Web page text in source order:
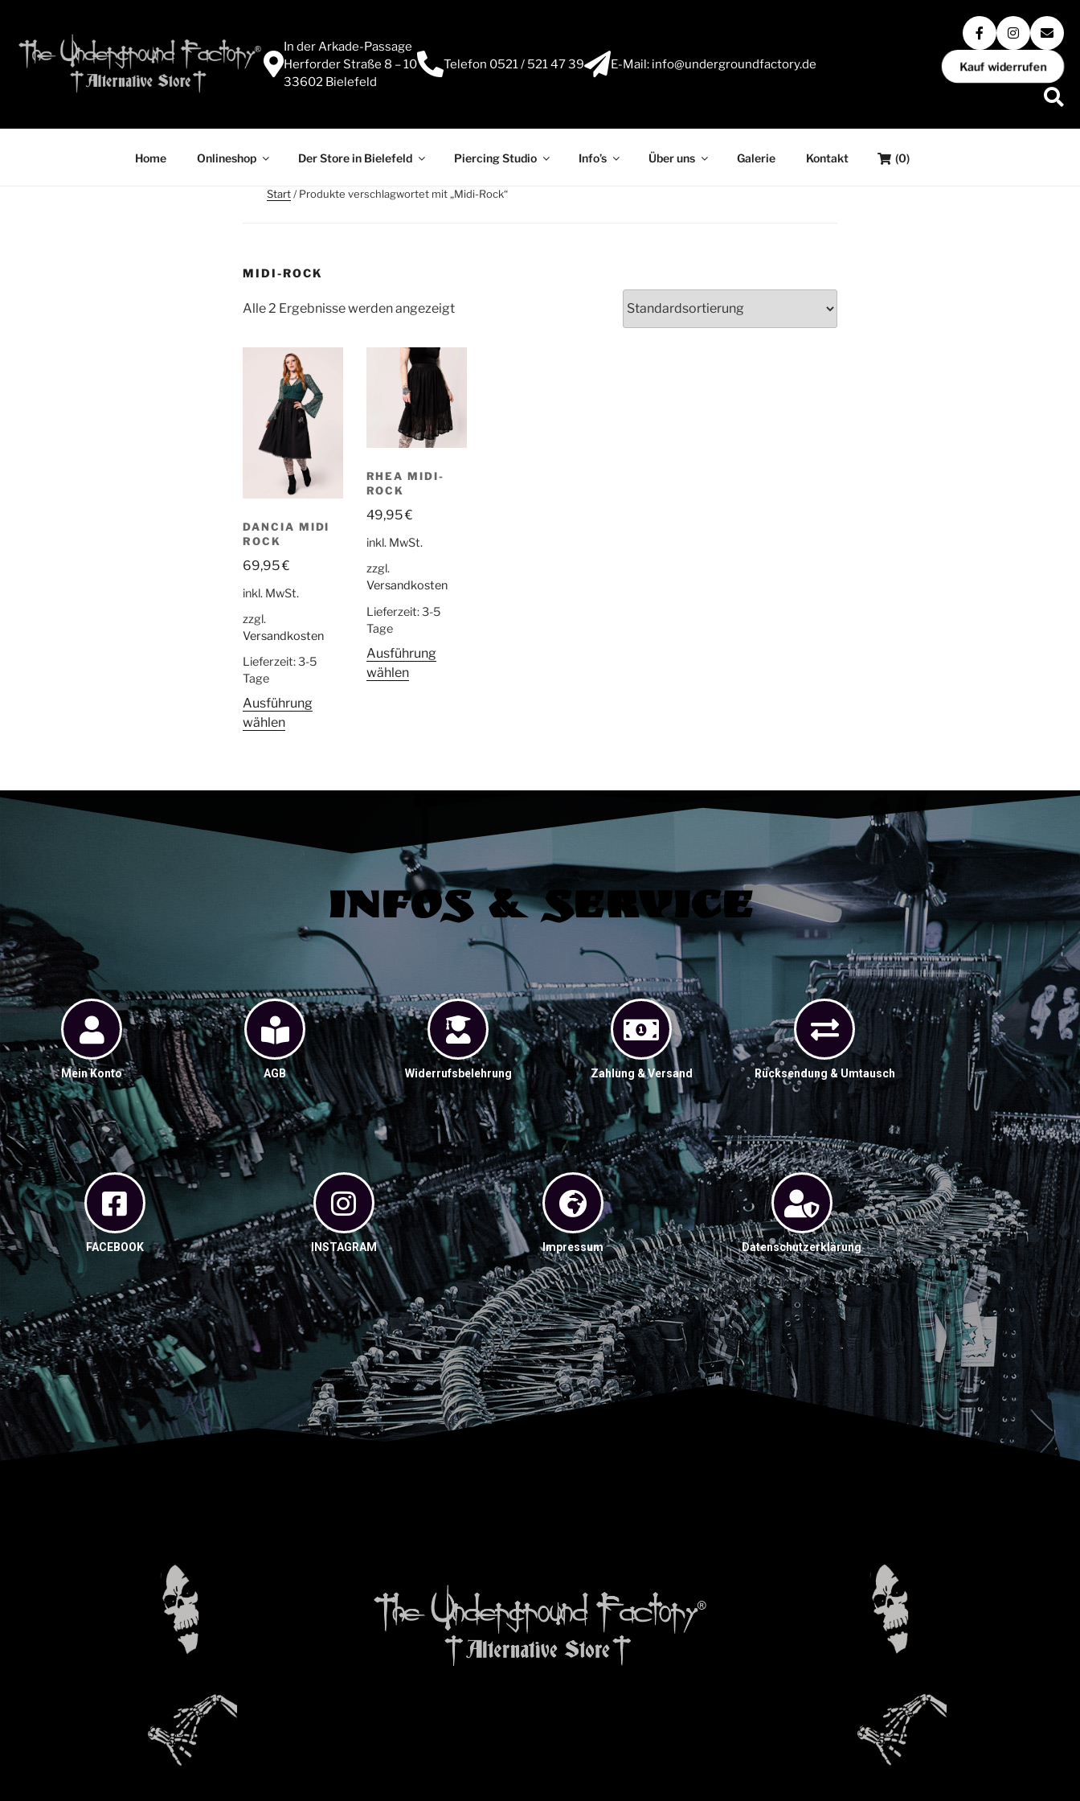
In der Arkade-Passage
Herforder Straße 8 – 10
33602 Bielefeld
Telefon 0521 / 521 47 39 E-Mail: info@undergroundfactory.de Kauf widerrufen
Home Onlineshop Der Store in Bielefeld Piercing Studio Info’s Über uns Galerie Kontakt (0)
Start/ Produkte verschlagwortet mit „Midi-Rock“
MIDI-ROCK
Alle 2 Ergebnisse werden angezeigt
DANCIA MIDI
ROCK
69,95€
inkl. MwSt.
zzgl.
Versandkosten
Lieferzeit:3-5
Tage
Ausführung
wählen
RHEA MIDI-
ROCK
49,95€
inkl. MwSt.
zzgl.
Versandkosten
Lieferzeit:3-5
Tage
Ausführung
wählen
Infos & Service
Mein Konto AGB Widerrufsbelehrung Zahlung & Versand Rücksendung & Umtausch
FACEBOOK INSTAGRAM Impressum Datenschutzerklärung